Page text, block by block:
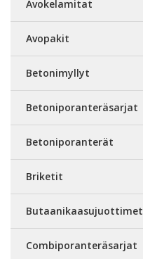
Avokelamitat
Avopakit
Betonimyllyt
Betoniporanteräsarjat
Betoniporanterät
Briketit
Butaanikaasujuottimet
Combiporanteräsarjat